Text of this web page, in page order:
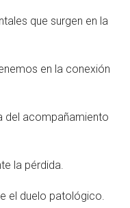
que surgen en la
en la conexión
del acompañamiento
la pérdida.
el duelo patológico.